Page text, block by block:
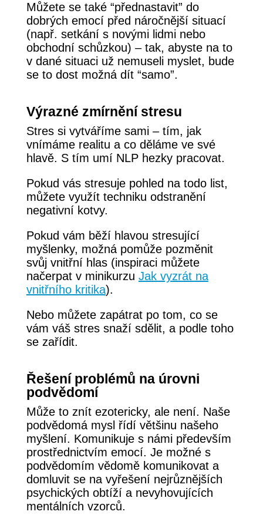
Můžete se také “přednastavit” do
dobrých emocí před náročnější situací
(např. setkání s novými lidmi nebo
obchodní schůzkou) – tak, abyste na to
v dané situaci už nemuseli myslet, bude
se to dost možná dít “samo”.
Výrazné zmírnění stresu
Stres si vytváříme sami – tím, jak
vnímáme realitu a co děláme ve své
hlavě. S tím umí NLP hezky pracovat.
Pokud vás stresuje pohled na todo list,
můžete využít techniku odstranění
negativní kotvy.
Pokud vám běží hlavou stresující
myšlenky, možná pomůže pozměnit
svůj vnitřní hlas (inspiraci můžete
načerpat v minikurzu Jak vyzrát na
vnitřního kritika).
Nebo můžete zapátrat po tom, co se
vám váš stres snaží sdělit, a podle toho
se zařídit.
Řešení problémů na úrovni
podvědomí
Může to znít ezotericky, ale není. Naše
podvědomá mysl řídí většinu našeho
myšlení. Komunikuje s námi především
prostřednictvím emocí. Je možné s
podvědomím vědomě komunikovat a
domluvit se na vyřešení nejrůznějších
psychických obtíží a nevyhovujících
mentálních vzorců.